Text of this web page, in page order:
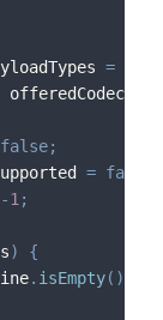
=
offeredCodecMap
false;
= false
-1 ;
)
{
. isEmpty( )